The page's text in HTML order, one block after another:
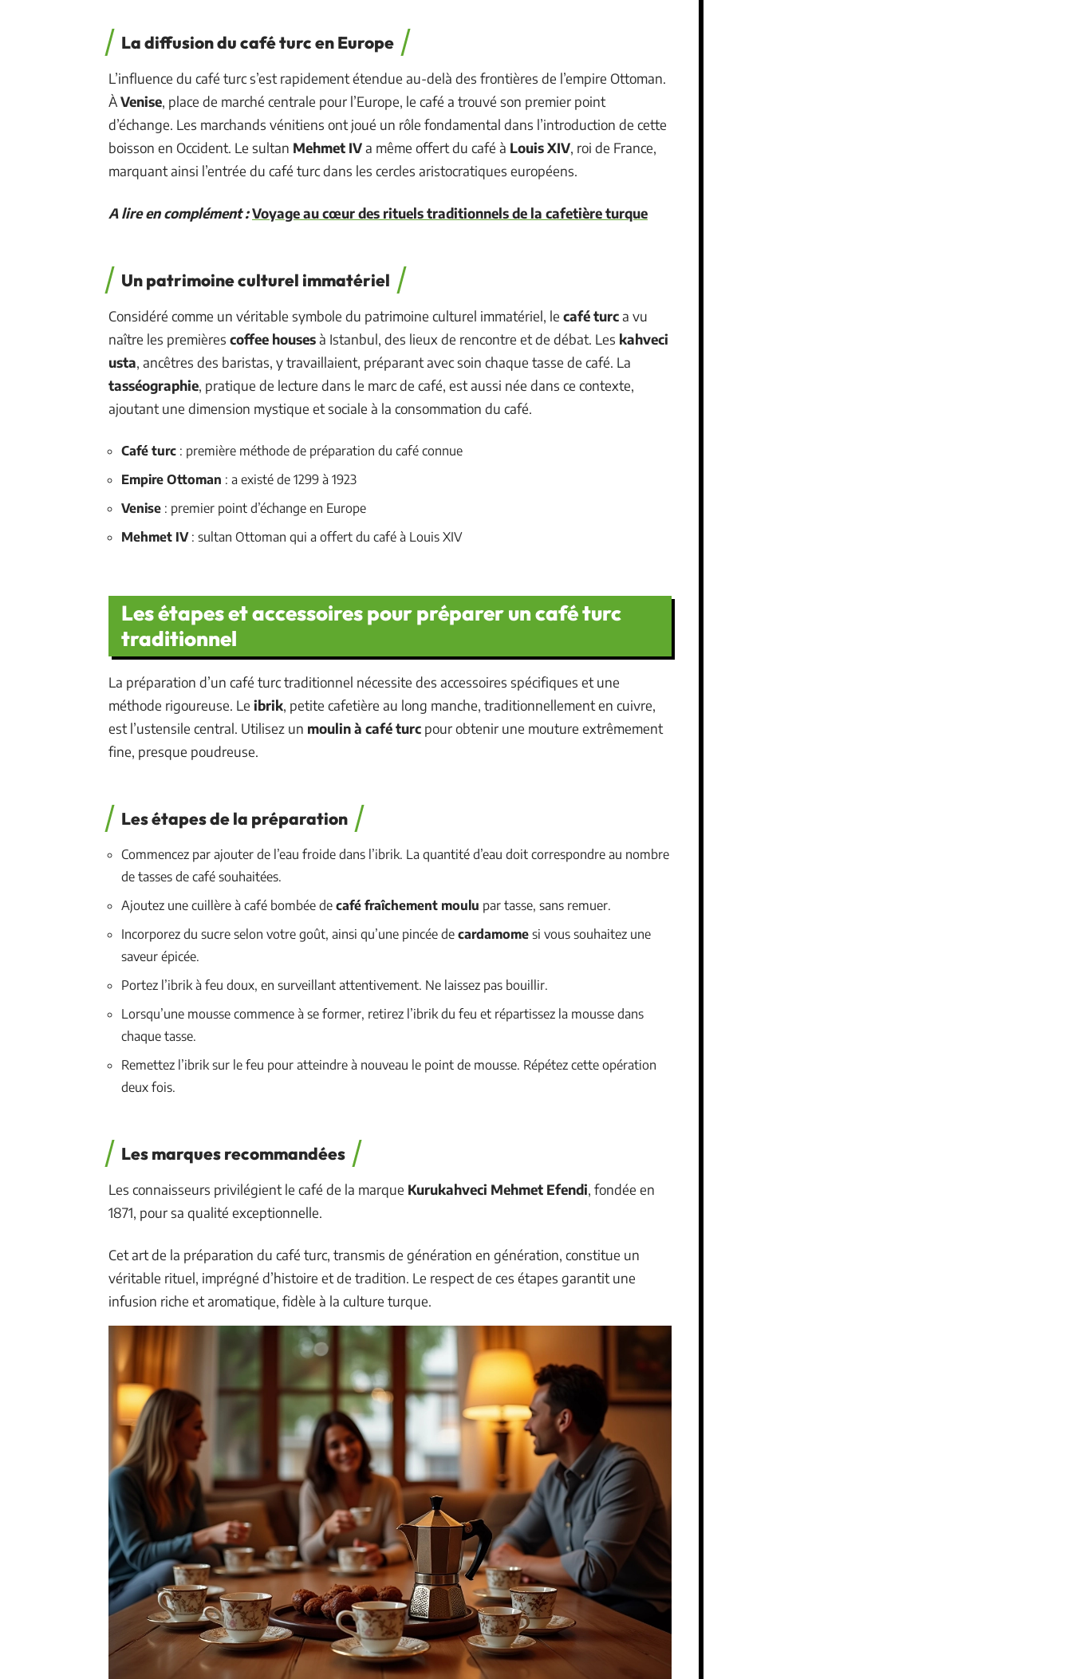
La diffusion du café turc en Europe
L’influence du café turc s’est rapidement étendue au-delà des frontières de l’empire Ottoman.
ÀVenise, place de marché centrale pour l’Europe, le café a trouvé son premier point
d’échange. Les marchands vénitiens ont joué un rôle fondamental dans l’introduction de cette
boisson en Occident. Le sultan Mehmet IVa même offert du café à Louis XIV, roi de France,
marquant ainsi l’entrée du café turc dans les cercles aristocratiques européens.
A lire en complément :Voyage au cœur des rituels traditionnels de la cafetière turque
Un patrimoine culturel immatériel
Considéré comme un véritable symbole du patrimoine culturel immatériel, le café turca vu
naître les premières coffee housesà Istanbul, des lieux de rencontre et de débat. Les kahveci
usta, ancêtres des baristas, y travaillaient, préparant avec soin chaque tasse de café. La
tasséographie, pratique de lecture dans le marc de café, est aussi née dans ce contexte,
ajoutant une dimension mystique et sociale à la consommation du café.
Café turc : première méthode de préparation du café connue
Empire Ottoman : a existé de 1299 à 1923
Venise : premier point d’échange en Europe
Mehmet IV: sultan Ottoman qui a offert du café à Louis XIV
Les étapes et accessoires pour préparer un café turc
traditionnel
La préparation d’un café turc traditionnel nécessite des accessoires spécifiques et une
méthode rigoureuse. Le ibrik, petite cafetière au long manche, traditionnellement en cuivre,
est l’ustensile central. Utilisez un moulin à café turc pour obtenir une mouture extrêmement
fine, presque poudreuse.
Les étapes de la préparation
Commencez par ajouter de l’eau froide dans l’ibrik. La quantité d’eau doit correspondre au nombre
de tasses de café souhaitées.
Ajoutez une cuillère à café bombée de café fraîchement moulu par tasse, sans remuer.
Incorporez du sucre selon votre goût, ainsi qu’une pincée de cardamome si vous souhaitez une
saveur épicée.
Portez l’ibrik à feu doux, en surveillant attentivement. Ne laissez pas bouillir.
Lorsqu’une mousse commence à se former, retirez l’ibrik du feu et répartissez la mousse dans
chaque tasse.
Remettez l’ibrik sur le feu pour atteindre à nouveau le point de mousse. Répétez cette opération
deux fois.
Les marques recommandées
Les connaisseurs privilégient le café de la marque Kurukahveci Mehmet Efendi, fondée en
1871, pour sa qualité exceptionnelle.
Cet art de la préparation du café turc, transmis de génération en génération, constitue un
véritable rituel, imprégné d’histoire et de tradition. Le respect de ces étapes garantit une
infusion riche et aromatique, fidèle à la culture turque.